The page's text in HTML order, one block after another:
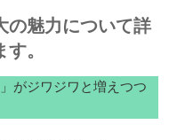
の魅力について詳
。
がジワジワと増えつつ